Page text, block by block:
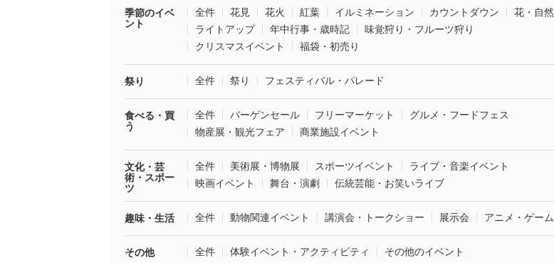
季節のイベ
ント
全件 花見 花火 紅葉 イルミネーション カウントダウン
花・自然
ライトアップ
年中行事・歳時記
味覚狩り・フルーツ狩り
クリスマスイベント
福袋・初売り
祭り 全件 祭り フェスティバル・パレード
食べる・買
う
全件 バーゲンセール フリーマーケット
グルメ・フードフェス
物産展・観光フェア
商業施設イベント
文化・芸
術・スポー
ツ
全件 美術展・博物展 スポーツイベント
ライブ・音楽イベント
映画イベント
舞台・演劇 伝統芸能・お笑いライブ
趣味・生活 全件 動物関連イベント 講演会・トークショー 展示会 アニメ・ゲーム
その他 全件 体験イベント・アクティビティ その他のイベント